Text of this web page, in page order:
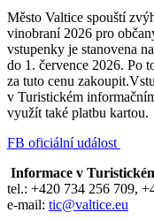
Město Valtice spouští
vinobraní 2026 pro
vstupenky je stanovena
do 1. července 2026. Po
za tuto cenu
v Turistickém
využít také platbu kartou.
FB oficiální událost
Informace v
tel.: +420 734 256 709,
e-mail: tic@valtice.eu